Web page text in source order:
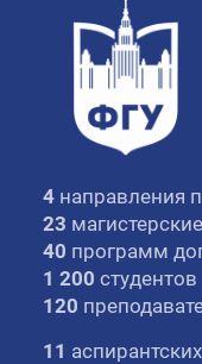
4 направления
23
40 программ
1 200 студентов
120
11